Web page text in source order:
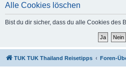
Alle Cookies löschen
Bist du dir sicher, dass du alle Cookies des
TUK TUK Thailand Reisetipps Foren-